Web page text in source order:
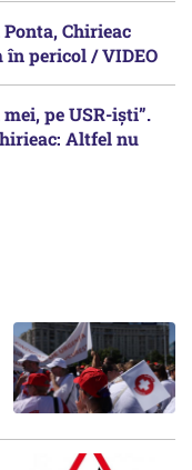
Chirieac
în pericol / VIDEO
pe USR-iști”.
Altfel nu